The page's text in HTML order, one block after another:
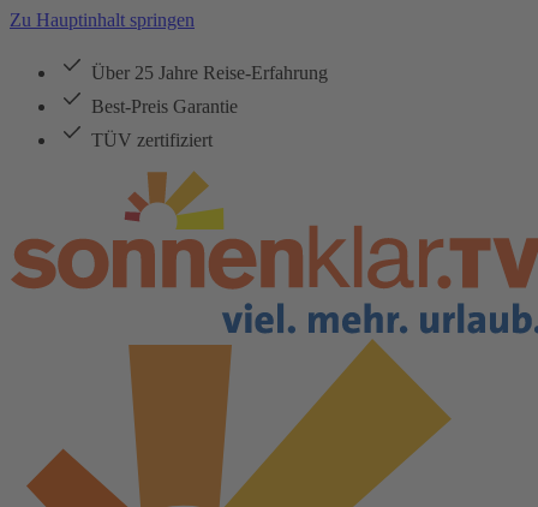
Zu Hauptinhalt springen
Über 25 Jahre Reise-Erfahrung
Best-Preis Garantie
TÜV zertifiziert